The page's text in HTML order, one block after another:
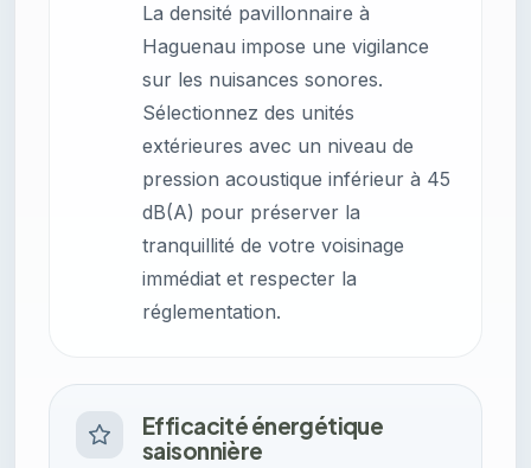
La densité pavillonnaire à
Haguenau impose une vigilance
sur les nuisances sonores.
Sélectionnez des unités
extérieures avec un niveau de
pression acoustique inférieur à 45
dB(A) pour préserver la
tranquillité de votre voisinage
immédiat et respecter la
réglementation.
Efficacité énergétique
saisonnière